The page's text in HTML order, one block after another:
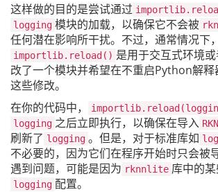
这样做的目的是尝试通过
logging 模块的加载，以确保它不会被
任何潜在影响所干扰。不过，通常情况下，
importlib.reload() 是用于交互式环境
改了一个模块并希望在不重启Python解释
这些修改。
在你的代码中，
logging 之后立即执行，以确保在导入
刷新了 logging 。但是，对于标准库如
不必要的，因为它们在程序开始时只会被
遇到问题，可能是因为 rknnlite 库中的
logging 配置。